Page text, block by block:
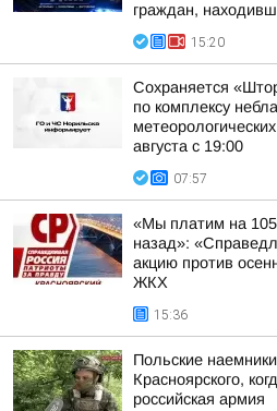
граждан,
15:20
Сохраняется
по комплексу
августа с 19:00
07:57
«Мы платим на
назад»:
акцию против
ЖКХ
15:36
Польские
Красноярского,
российская армия